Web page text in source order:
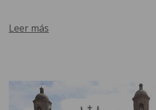
Leer más